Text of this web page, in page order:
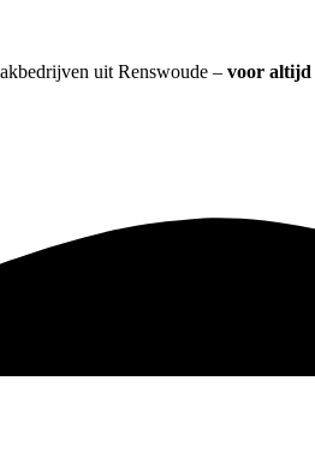
uit Renswoude – voor altijd